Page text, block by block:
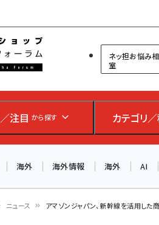
ネットショップ担当者フォ
ネッ担お悩み
室
注目 から探す カテゴリ
海外 海外情報 海外 AI
ニュース アマゾンジャパン、新幹線を活用した
AIが買い
アルペン